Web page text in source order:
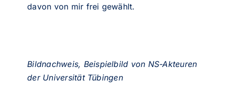
davon von mir frei gewählt.
Bildnachweis, Beispielbild von NS-Akteuren
der Universität Tübingen